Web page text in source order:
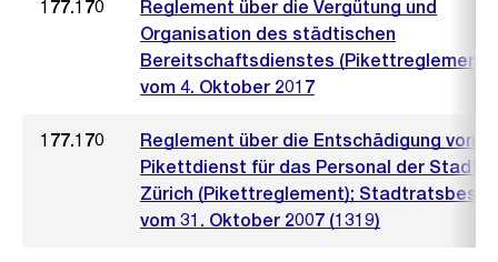
177.170
Reglement über die Vergütung und
Organisation des städtischen
Bereitschaftsdienstes (Pikettreglement)
vom 4. Oktober 2017
177.170
Reglement über die Entschädigung von
Pikettdienst für das Personal der Stadt
Zürich (Pikettreglement);
vom 31. Oktober 2007 (1319)